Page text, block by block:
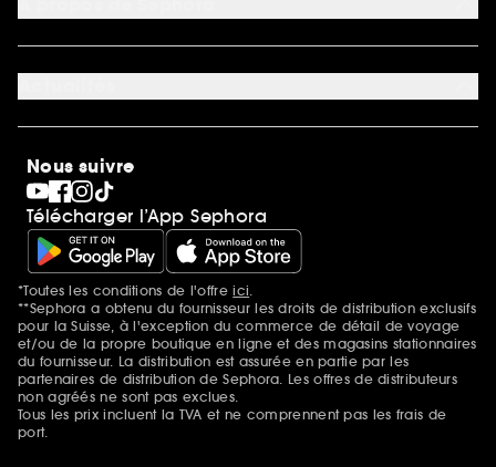
Découvrir Sephora
Carrière
SEPHORA Prize
Clean at Sephora
Pride
Nous suivre
Télécharger l’App Sephora
Mentions additionnelles
*Toutes les conditions de l'offreici
**Sephora a obtenu du fournisseur les droits de distribution exclusifs
pour la Suisse, à l'exception du commerce de détail de voyage
et/ou de la propre boutique en ligne et des magasins stationnaires
du fournisseur. La distribution est assurée en partie par les
partenaires de distribution de Sephora. Les offres de distributeurs
non agréés ne sont pas exclues.
Tous les prix incluent la TVA et ne comprennent pas les frais de
port.